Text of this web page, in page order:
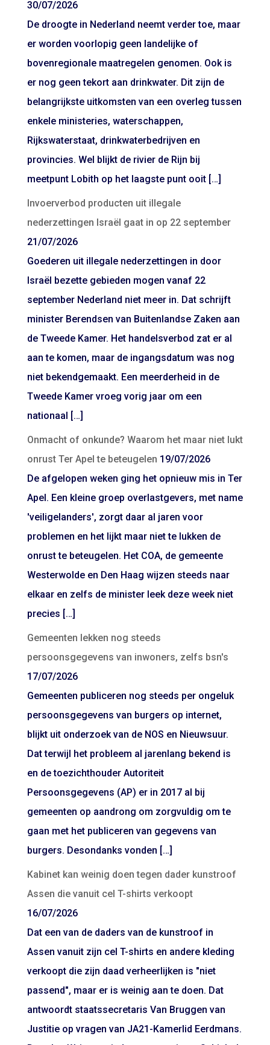
30/07/2026
De droogte in Nederland neemt verder toe, maar
er worden voorlopig geen landelijke of
bovenregionale maatregelen genomen. Ook is
er nog geen tekort aan drinkwater. Dit zijn de
belangrijkste uitkomsten van een overleg tussen
enkele ministeries, waterschappen,
Rijkswaterstaat, drinkwaterbedrijven en
provincies. Wel blijkt de rivier de Rijn bij
meetpunt Lobith op het laagste punt ooit […]
Invoerverbod producten uit illegale
nederzettingen Israël gaat in op 22 september
21/07/2026
Goederen uit illegale nederzettingen in door
Israël bezette gebieden mogen vanaf 22
september Nederland niet meer in. Dat schrijft
minister Berendsen van Buitenlandse Zaken aan
de Tweede Kamer. Het handelsverbod zat er al
aan te komen, maar de ingangsdatum was nog
niet bekendgemaakt. Een meerderheid in de
Tweede Kamer vroeg vorig jaar om een
nationaal […]
Onmacht of onkunde? Waarom het maar niet lukt
onrust Ter Apel te beteugelen 19/07/2026
De afgelopen weken ging het opnieuw mis in Ter
Apel. Een kleine groep overlastgevers, met name
'veiligelanders', zorgt daar al jaren voor
problemen en het lijkt maar niet te lukken de
onrust te beteugelen. Het COA, de gemeente
Westerwolde en Den Haag wijzen steeds naar
elkaar en zelfs de minister leek deze week niet
precies […]
Gemeenten lekken nog steeds
persoonsgegevens van inwoners, zelfs bsn's
17/07/2026
Gemeenten publiceren nog steeds per ongeluk
persoonsgegevens van burgers op internet,
blijkt uit onderzoek van de NOS en Nieuwsuur.
Dat terwijl het probleem al jarenlang bekend is
en de toezichthouder Autoriteit
Persoonsgegevens (AP) er in 2017 al bij
gemeenten op aandrong om zorgvuldig om te
gaan met het publiceren van gegevens van
burgers. Desondanks vonden […]
Kabinet kan weinig doen tegen dader kunstroof
Assen die vanuit cel T-shirts verkoopt
16/07/2026
Dat een van de daders van de kunstroof in
Assen vanuit zijn cel T-shirts en andere kleding
verkoopt die zijn daad verheerlijken is "niet
passend", maar er is weinig aan te doen. Dat
antwoordt staatssecretaris Van Bruggen van
Justitie op vragen van JA21-Kamerlid Eerdmans.